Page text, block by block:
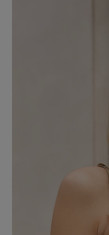
CASUAL -
ALLES